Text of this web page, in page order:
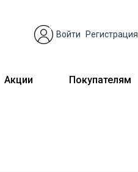
Войти Регистрация
Акции Покупателям